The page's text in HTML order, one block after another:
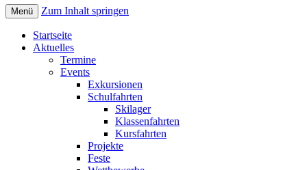
Menü Zum Inhalt springen
Startseite
Aktuelles
Termine
Events
Exkursionen
Schulfahrten
Skilager
Klassenfahrten
Kursfahrten
Projekte
Feste